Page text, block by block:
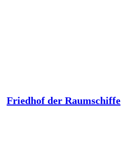
Friedhof der Raumschiffe